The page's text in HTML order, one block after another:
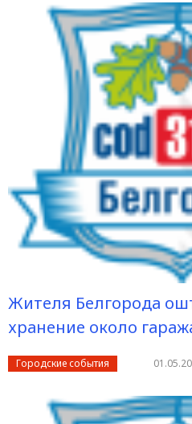
Жителя Белгорода
хранение около
Городские события